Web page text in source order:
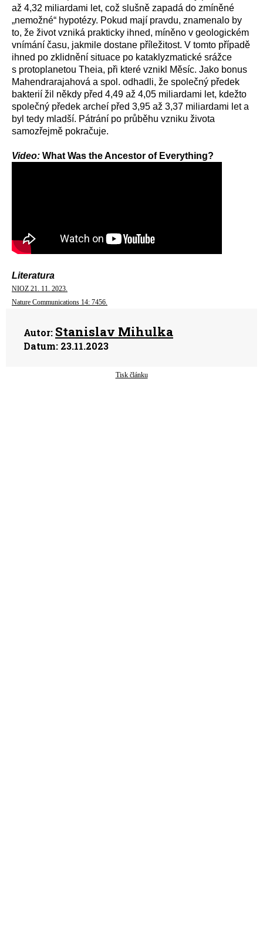
až 4,32 miliardami let, což slušně zapadá do zmíněné
„nemožné“ hypotézy. Pokud mají pravdu, znamenalo by
to, že život vzniká prakticky ihned, míněno v geologickém
vnímání času, jakmile dostane příležitost. V tomto případě
ihned po zklidnění situace po kataklyzmatické srážce
s protoplanetou Theia, při které vznikl Měsíc. Jako bonus
Mahendrarajahová a spol. odhadli, že společný předek
bakterií žil někdy před 4,49 až 4,05 miliardami let, kdežto
společný předek archeí před 3,95 až 3,37 miliardami let a
byl tedy mladší. Pátrání po průběhu vzniku života
samozřejmě pokračuje.
Video: What Was the Ancestor of Everything?
Literatura
NIOZ 21. 11. 2023.
Nature Communications 14: 7456.
Autor: Stanislav Mihulka
Datum: 23.11.2023
Tisk článku